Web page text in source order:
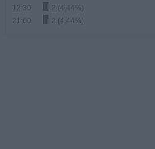
12:30
2 (4,44%)
21:00
2 (4,44%)